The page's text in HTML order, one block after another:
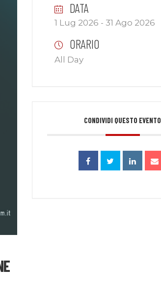
DATA
1 Lug 2026 - 31 Ago 2026
ORARIO
All Day
CONDIVIDI QUESTO EVENTO